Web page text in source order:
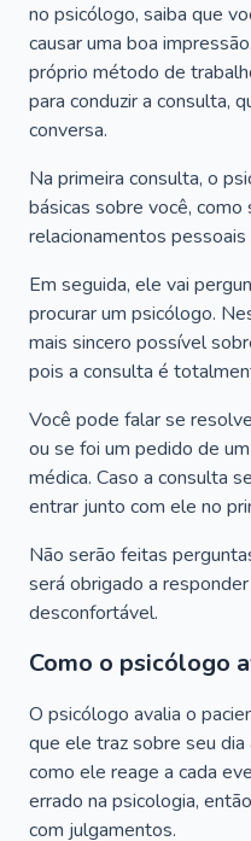
no psicólogo, saiba que
causar uma boa
próprio método de
para conduzir a consulta,
conversa.
Na primeira consulta, o
básicas sobre você, como
relacionamentos pessoais
Em seguida, ele vai
procurar um psicólogo.
mais sincero possível
pois a consulta é
Você pode falar se
ou se foi um pedido de
médica. Caso a consulta
entrar junto com ele no
Não serão feitas
será obrigado a
desconfortável.
Como o psicólogo
O psicólogo avalia o
que ele traz sobre seu
como ele reage a cada
errado na psicologia,
com julgamentos.